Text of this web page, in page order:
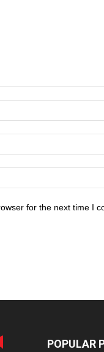
for the next time I
POPULAR